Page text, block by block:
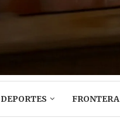
DEPORTES FRONTERA